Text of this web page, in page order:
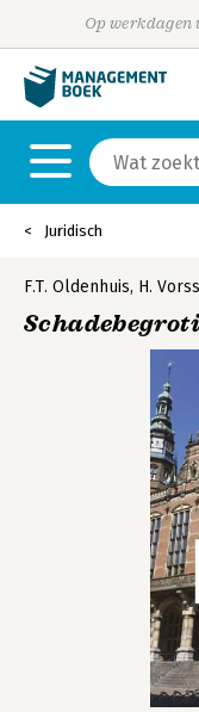
Op werkdagen
Juridisch
F.T. Oldenhuis, H.